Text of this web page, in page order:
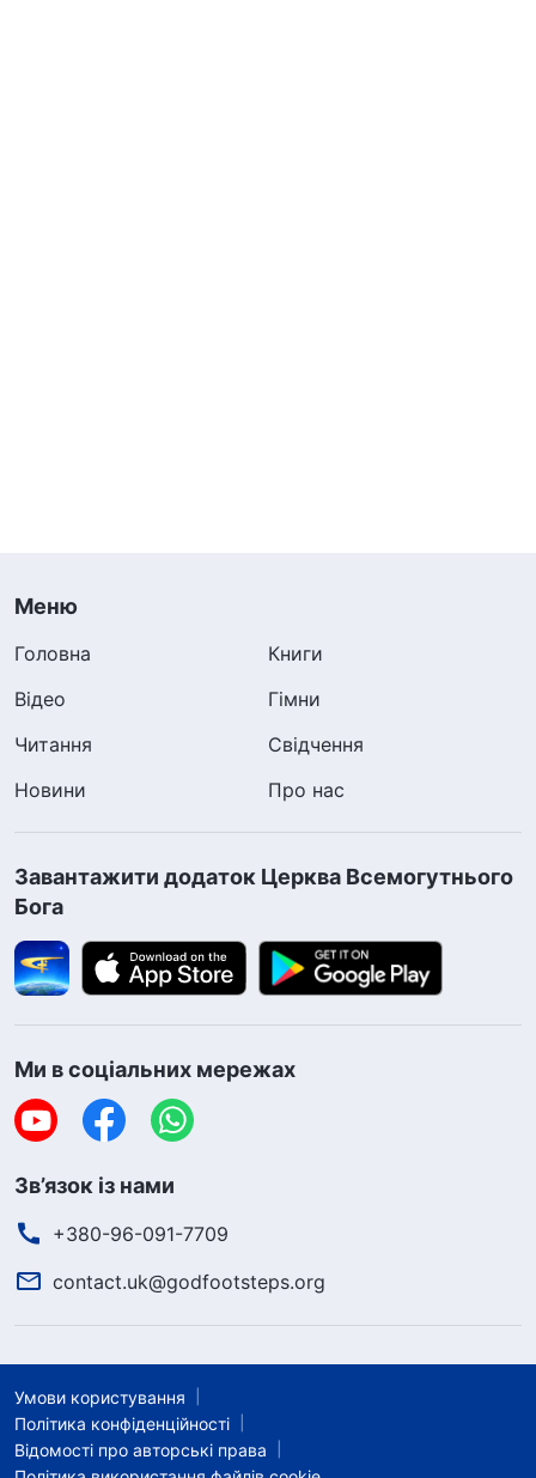
Меню
Головна
Книги
Відео
Гімни
Читання
Свідчення
Новини
Про нас
Завантажити додаток Церква Всемогутнього
Бога
Ми в соціальних мережах
Зв’язок із нами
+380-96-091-7709
contact.uk@godfootsteps.org
Умови користування
Політика конфіденційності
Відомості про авторські права